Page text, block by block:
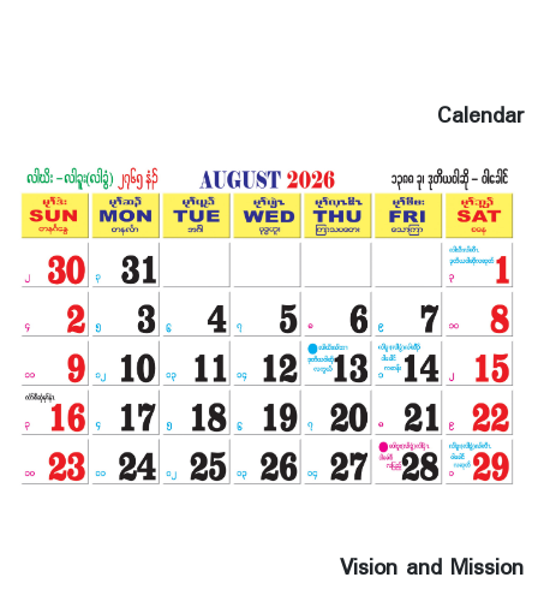
Calendar
Vision and Mission